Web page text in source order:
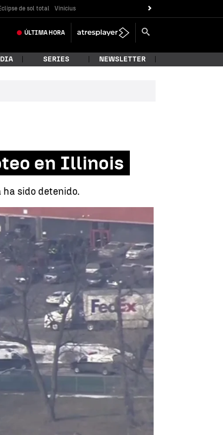
de sol total Vinicius
ÚLTIMA HORA
SERIES NEWSLETTER
en Illinois
sido detenido.
heridos en un tiroteo en Illinois |